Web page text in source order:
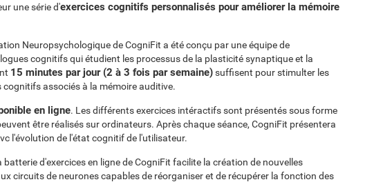
une série d'exercices cognitifs personnalisés pour améliorer la mémoire
Neuropsychologique de CogniFit a été conçu par une équipe de
cognitifs qui étudient les processus de la plasticité synaptique et la
15 minutes par jour (2 à 3 fois par semaine)suffisent pour stimulter les
associés à la mémoire auditive.
en ligne. Les différents exercices intéractifs sont présentés sous forme
être réalisés sur ordinateurs. Après chaque séance, CogniFit présentera
l'évolution de l'état cognitif de l'utilisateur.
batterie d'exercices en ligne de CogniFit facilite la création de nouvelles
circuits de neurones capables de réorganiser et de récupérer la fonction des